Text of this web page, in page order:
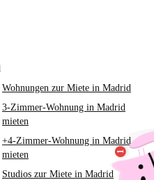
Wohnungen zur Miete in Madrid
3-Zimmer-Wohnung in Madrid
mieten
+4-Zimmer-Wohnung in Madrid
mieten
Studios zur Miete in Madrid